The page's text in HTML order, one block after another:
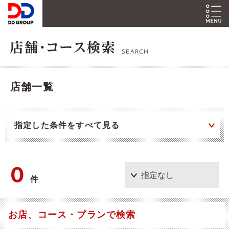
SEARCH
店舗一覧
指定した条件をすべて見る
0件
お店、コース・プランで検索